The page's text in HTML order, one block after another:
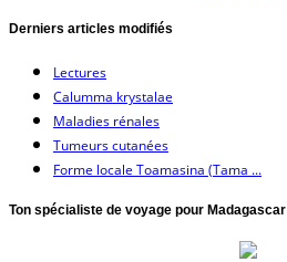
Derniers articles modifiés
Lectures
Calumma krystalae
Maladies rénales
Tumeurs cutanées
Forme locale Toamasina (Tama ...
Ton spécialiste de voyage pour Madagascar